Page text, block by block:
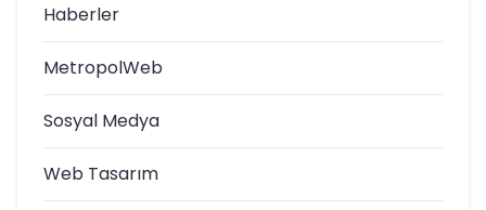
Haberler
MetropolWeb
Sosyal Medya
Web Tasarım